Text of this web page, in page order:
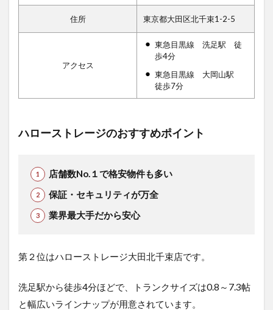
住所 東京都大田区北千束1-2-5
アクセス
東急目黒線 洗足駅 徒
歩4分
東急目黒線 大岡山駅
徒歩7分
ハローストレージのおすすめポイント
店舗数No.１で格安物件も多い
保証・セキュリティが万全
業界最大手だから安心
第２位はハローストレージ大田北千束店です。
洗足駅から徒歩4分ほどで、トランクサイズは0.8～7.3帖
と幅広いラインナップが用意されています。